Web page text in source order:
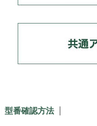
型番確認方法